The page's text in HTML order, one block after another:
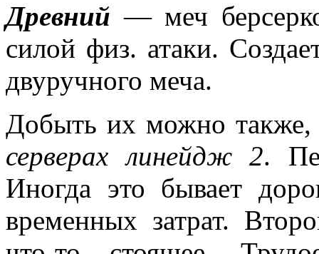
Древний — меч
силой физ. атаки.
двуручного меча.
Добыть их можно также,
серверах линейдж 2.
Иногда это бывает
временных затрат.